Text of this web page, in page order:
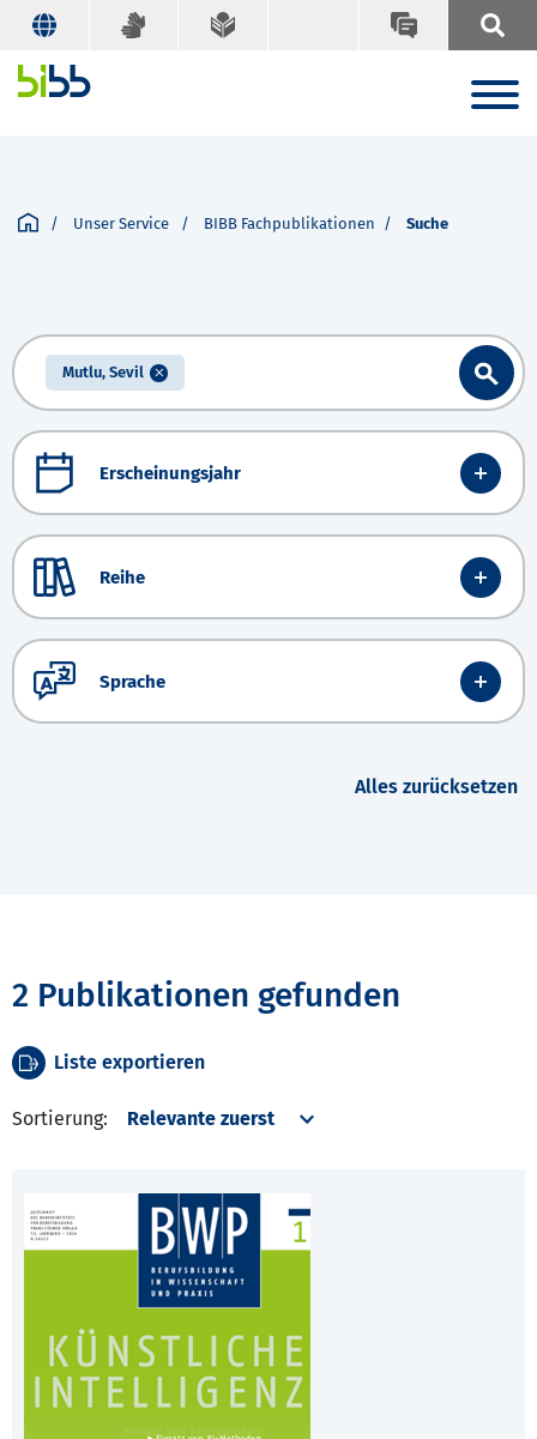
Unser Service BIBB Fachpublikationen Suche
Mutlu, Sevil
Erscheinungsjahr
Reihe
Sprache
Alles zurücksetzen
2 Publikationen gefunden
Liste exportieren
Sortierung: